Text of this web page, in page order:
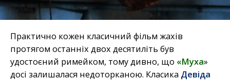
Практично кожен класичний фільм жахів
протягом останніх двох десятиліть був
удостоєний римейком, тому дивно, що «Муха»
досі залишалася недоторканою. Класика Девіда